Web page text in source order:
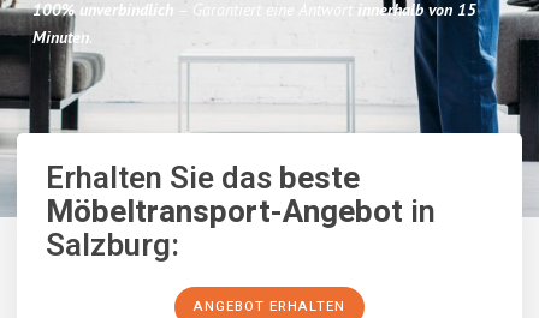
100% unverbindlich – Garantiert eine Antwort innerhalb von 15
Minuten.
Erhalten Sie dasbeste
Möbeltransport-Angebot in
Salzburg:
ANGEBOT ERHALTEN